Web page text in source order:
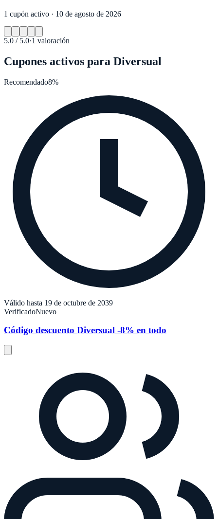
1 cupón activo · 10 de agosto de 2026
5.0 / 5.0·1 valoración
Cupones activos para Diversual
Recomendado8%
Válido hasta 19 de octubre de 2039
VerificadoNuevo
Código descuento Diversual -8% en todo